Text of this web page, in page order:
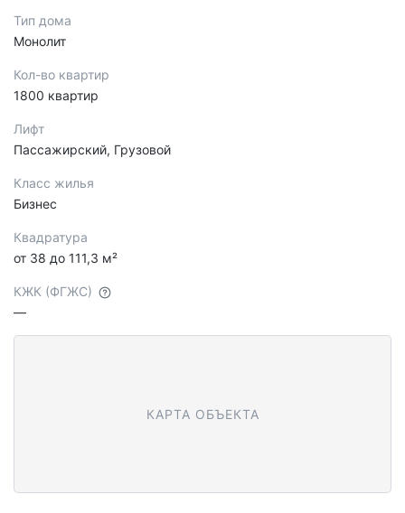
Тип дома
Монолит
Кол-во квартир
1800 квартир
Лифт
Пассажирский, Грузовой
Класс жилья
Бизнес
Квадратура
от 38 до 111,3 м²
КЖК (ФГЖС)
—
КАРТА ОБЪЕКТА